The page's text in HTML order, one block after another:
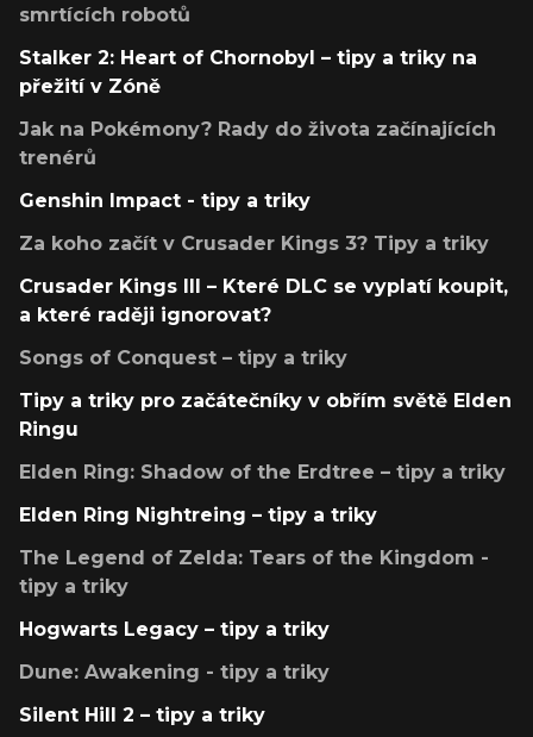
smrtících robotů
Stalker 2: Heart of Chornobyl – tipy a triky na
přežití v Zóně
Jak na Pokémony? Rady do života začínajících
trenérů
Genshin Impact - tipy a triky
Za koho začít v Crusader Kings 3? Tipy a triky
Crusader Kings III – Které DLC se vyplatí koupit,
a které raději ignorovat?
Songs of Conquest – tipy a triky
Tipy a triky pro začátečníky v obřím světě Elden
Ringu
Elden Ring: Shadow of the Erdtree – tipy a triky
Elden Ring Nightreing – tipy a triky
The Legend of Zelda: Tears of the Kingdom -
tipy a triky
Hogwarts Legacy – tipy a triky
Dune: Awakening - tipy a triky
Silent Hill 2 – tipy a triky